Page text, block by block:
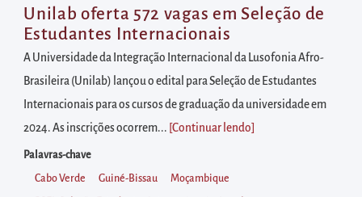
o
menu
principal
Acessar
diretamente
à
área
para
Unilab oferta 572 vagas em Seleção de
Estudantes Internacionais
A Universidade da Integração Internacional da Lusofonia Afro-
Brasileira (Unilab) lançou o edital para Seleção de Estudantes
Internacionais para os cursos de graduação da universidade em
2024. As inscrições ocorrem... [Continuar lendo
Palavras-chave
Cabo Verde Guiné-Bissau Moçambique